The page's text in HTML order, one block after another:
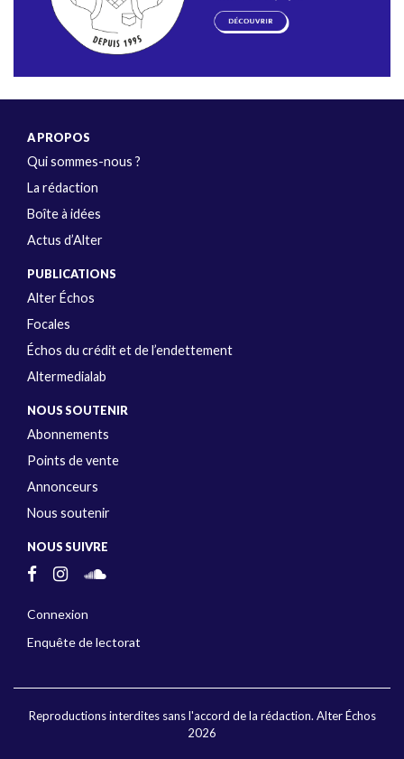
A PROPOS
Qui sommes-nous ?
La rédaction
Boîte à idées
Actus d’Alter
PUBLICATIONS
Alter Échos
Focales
Échos du crédit et de l’endettement
Altermedialab
NOUS SOUTENIR
Abonnements
Points de vente
Annonceurs
Nous soutenir
NOUS SUIVRE
Connexion
Enquête de lectorat
Reproductions interdites sans l'accord de la rédaction. Alter Échos
2026